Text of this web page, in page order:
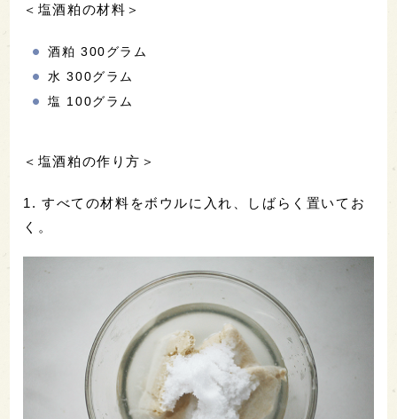
＜塩酒粕の材料＞
酒粕 300グラム
水 300グラム
塩 100グラム
＜塩酒粕の作り方＞
1. すべての材料をボウルに入れ、しばらく置いてお
く。